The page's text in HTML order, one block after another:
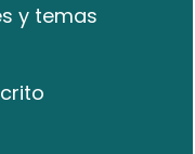
y temas